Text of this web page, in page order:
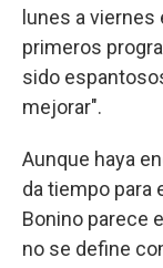
lunes a viernes
primeros
sido
mejorar".
Aunque haya
da tiempo para
Bonino parece
no se define